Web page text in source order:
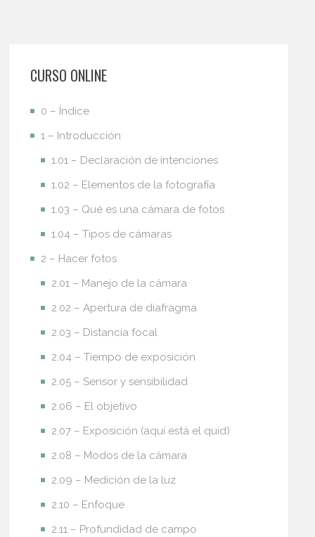
CURSO ONLINE
0 – Índice
1 – Introducción
1.01 – Declaración de intenciones
1.02 – Elementos de la fotografía
1.03 – Qué es una cámara de fotos
1.04 – Tipos de cámaras
2 – Hacer fotos
2.01 – Manejo de la cámara
2.02 – Apertura de diafragma
2.03 – Distancia focal
2.04 – Tiempo de exposición
2.05 – Sensor y sensibilidad
2.06 – El objetivo
2.07 – Exposición (aquí está el quid)
2.08 – Modos de la cámara
2.09 – Medición de la luz
2.10 – Enfoque
2.11 – Profundidad de campo